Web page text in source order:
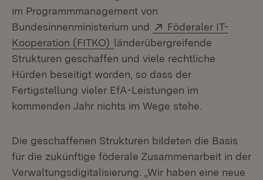
im Programmmanagement von
Bundesinnenministerium und
Extern:
Föderaler IT-
Kooperation (FITKO) (Öffnet in neuem Fenster)
länderübergreifende
Strukturen geschaffen und viele rechtliche
Hürden beseitigt worden, so dass der
Fertigstellung vieler EfA-Leistungen im
kommenden Jahr nichts im Wege stehe.
Die geschaffenen Strukturen bildeten die Basis
für die zukünftige föderale Zusammenarbeit in der
Verwaltungsdigitalisierung. „Wir haben eine neue